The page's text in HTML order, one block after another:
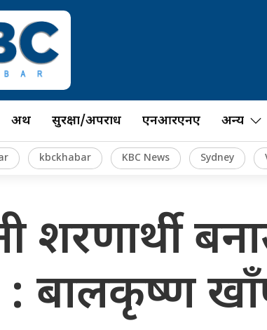
अर्थ सुरक्षा/अपराध एनआरएनए अन्य
kbckhabar KBC News Sydney
शरणार्थी
: बालकृष्ण